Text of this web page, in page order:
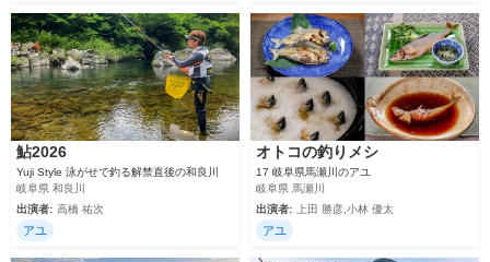
鮎2026
Yuji Style 泳がせで釣る解禁直後の和良川
岐阜県 和良川
出演者: 高橋 祐次
アユ
オトコの釣りメシ
17 岐阜県馬瀬川のアユ
岐阜県 馬瀬川
出演者:
上田 勝彦,小林 優太
アユ